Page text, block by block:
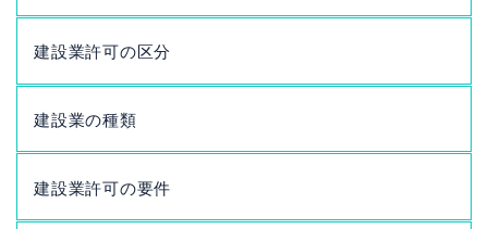
建設業許可の区分
建設業の種類
建設業許可の要件